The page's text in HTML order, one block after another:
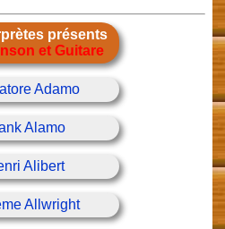
présents
et Guitare
Adamo
Alamo
Alibert
Allwright